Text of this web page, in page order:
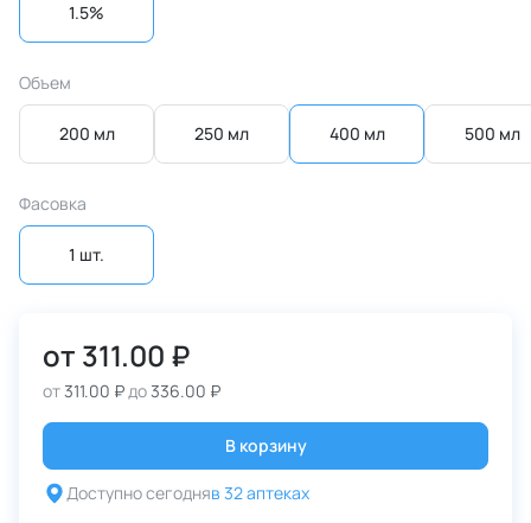
1.5%
Объем
200 мл 250 мл 400 мл 500 мл
Фасовка
1 шт.
от 311.00 ₽
от311.00 ₽до336.00 ₽
В корзину
Доступно сегодняв 32 аптеках